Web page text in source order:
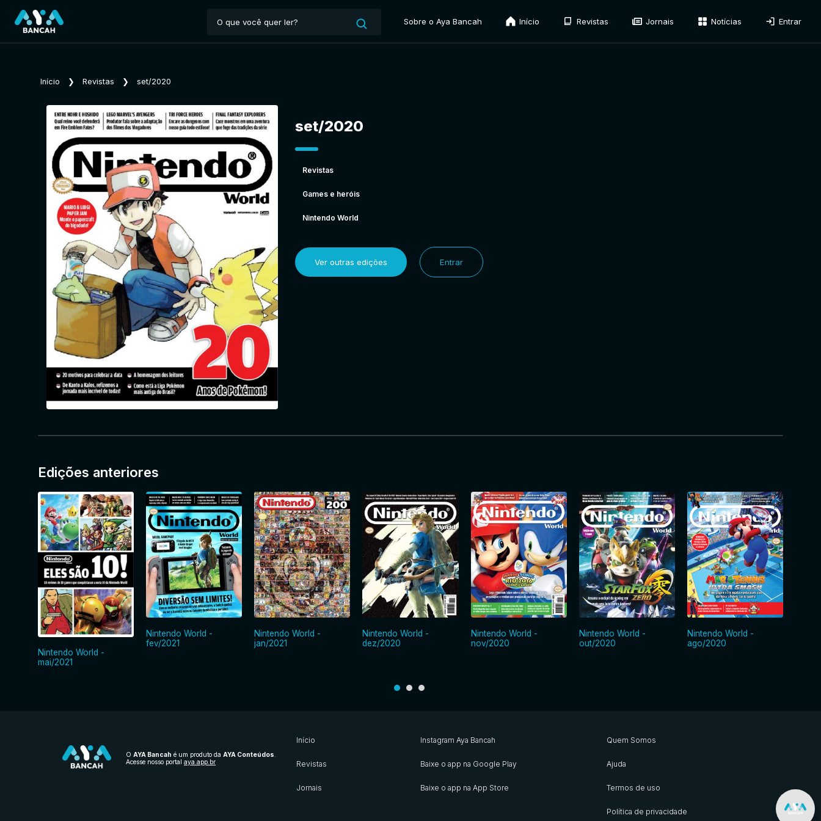
Sobre o Aya Bancah Início Revistas Jornais Notícias Entrar
Início ❯ Revistas ❯ set/2020
set/2020
Revistas
Games e heróis
Nintendo World
Ver outras edições Entrar
Edições anteriores
Nintendo World -
mai/2021
Nintendo World -
fev/2021
Nintendo World -
jan/2021
Nintendo World -
dez/2020
Nintendo World -
nov/2020
Nintendo World -
out/2020
Nintendo World -
ago/2020
O AYA Bancah é um produto da AYA Conteúdos
Acesse nosso portal aya.app.br
Início
Revistas
Jornais
Instagram Aya Bancah
Baixe o app na Google Play
Baixe o app na App Store
Quem Somos
Ajuda
Termos de uso
Política de privacidade